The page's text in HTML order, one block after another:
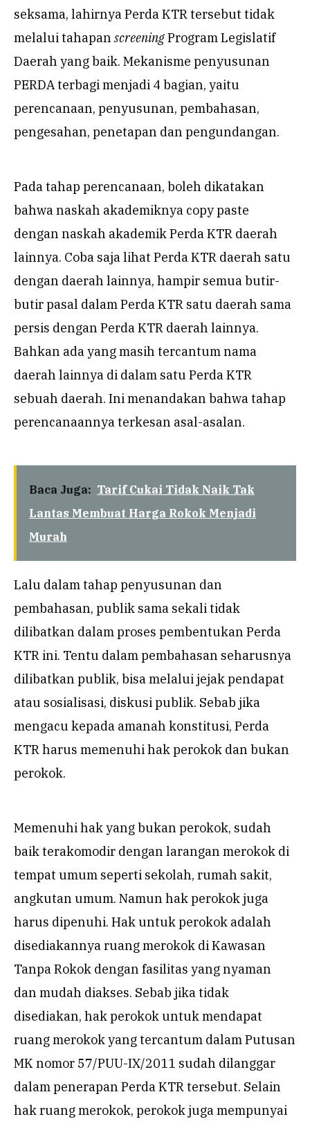
seksama, lahirnya Perda KTR tersebut tidak
melalui tahapan screeningProgram Legislatif
Daerah yang baik. Mekanisme penyusunan
PERDA terbagi menjadi 4 bagian, yaitu
perencanaan, penyusunan, pembahasan,
pengesahan, penetapan dan pengundangan.
Pada tahap perencanaan, boleh dikatakan
bahwa naskah akademiknya copy paste
dengan naskah akademik Perda KTR daerah
lainnya. Coba saja lihat Perda KTR daerah satu
dengan daerah lainnya, hampir semua butir-
butir pasal dalam Perda KTR satu daerah sama
persis dengan Perda KTR daerah lainnya.
Bahkan ada yang masih tercantum nama
daerah lainnya di dalam satu Perda KTR
sebuah daerah. Ini menandakan bahwa tahap
perencanaannya terkesan asal-asalan.
Baca Juga: Tarif Cukai Tidak Naik Tak
Lantas Membuat Harga Rokok Menjadi
Murah
Lalu dalam tahap penyusunan dan
pembahasan, publik sama sekali tidak
dilibatkan dalam proses pembentukan Perda
KTR ini. Tentu dalam pembahasan seharusnya
dilibatkan publik, bisa melalui jejak pendapat
atau sosialisasi, diskusi publik. Sebab jika
mengacu kepada amanah konstitusi, Perda
KTR harus memenuhi hak perokok dan bukan
perokok.
Memenuhi hak yang bukan perokok, sudah
baik terakomodir dengan larangan merokok di
tempat umum seperti sekolah, rumah sakit,
angkutan umum. Namun hak perokok juga
harus dipenuhi. Hak untuk perokok adalah
disediakannya ruang merokok di Kawasan
Tanpa Rokok dengan fasilitas yang nyaman
dan mudah diakses. Sebab jika tidak
disediakan, hak perokok untuk mendapat
ruang merokok yang tercantum dalam Putusan
MK nomor 57/PUU-IX/2011 sudah dilanggar
dalam penerapan Perda KTR tersebut. Selain
hak ruang merokok, perokok juga mempunyai